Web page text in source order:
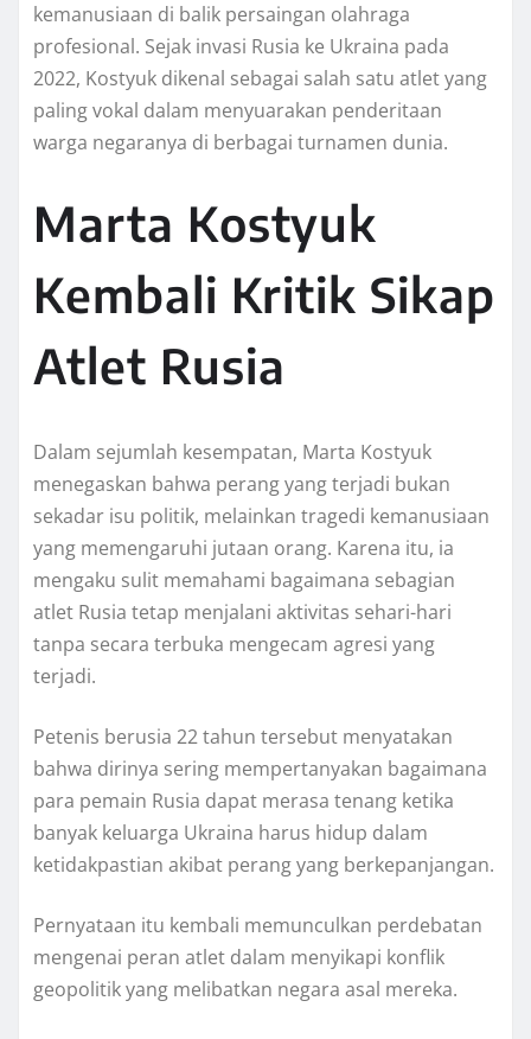
kemanusiaan di balik persaingan olahraga
profesional. Sejak invasi Rusia ke Ukraina pada
2022, Kostyuk dikenal sebagai salah satu atlet yang
paling vokal dalam menyuarakan penderitaan
warga negaranya di berbagai turnamen dunia.
Marta Kostyuk
Kembali Kritik Sikap
Atlet Rusia
Dalam sejumlah kesempatan, Marta Kostyuk
menegaskan bahwa perang yang terjadi bukan
sekadar isu politik, melainkan tragedi kemanusiaan
yang memengaruhi jutaan orang. Karena itu, ia
mengaku sulit memahami bagaimana sebagian
atlet Rusia tetap menjalani aktivitas sehari-hari
tanpa secara terbuka mengecam agresi yang
terjadi.
Petenis berusia 22 tahun tersebut menyatakan
bahwa dirinya sering mempertanyakan bagaimana
para pemain Rusia dapat merasa tenang ketika
banyak keluarga Ukraina harus hidup dalam
ketidakpastian akibat perang yang berkepanjangan.
Pernyataan itu kembali memunculkan perdebatan
mengenai peran atlet dalam menyikapi konflik
geopolitik yang melibatkan negara asal mereka.